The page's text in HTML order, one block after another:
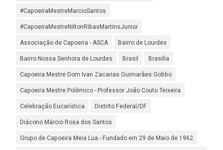
#CapoeiraMestreMarcioSantos
#CapoeiraMestreNiltonRibasMartinsJunior
Associação de Capoeira - ASCA Bairro de Lourdes
Bairro Nossa Senhora de Lourdes Brasil Brasília
Capoeira Mestre Dom Ivan Zacarias Guimarães Gobbo
Capoeira Mestre Polêmico - Professor João Couto Teixeira
Celebração Eucarística Distrito Federal/DF
Diácono Márcio Rosa dos Santos
Grupo de Capoeira Meia Lua - Fundado em 29 de Maio de 1962